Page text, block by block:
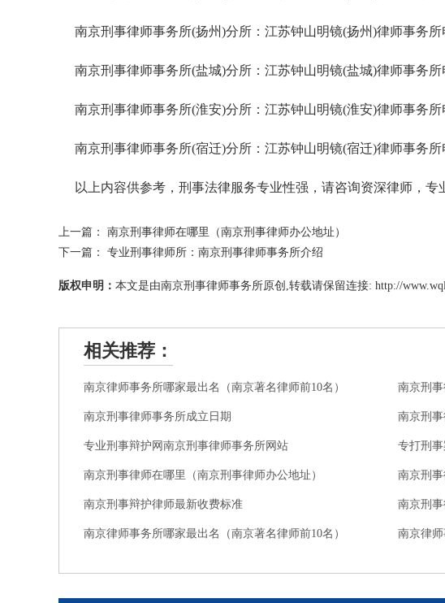
南京刑事律师事务所(扬州)分所：江苏钟山明镜(扬州)律师事务
南京刑事律师事务所(盐城)分所：江苏钟山明镜(盐城)律师事务
南京刑事律师事务所(淮安)分所：江苏钟山明镜(淮安)律师事务
南京刑事律师事务所(宿迁)分所：江苏钟山明镜(宿迁)律师事务
以上内容供参考，刑事法律服务专业性强，请咨询资深律师，专
上一篇： 南京刑事律师在哪里（南京刑事律师办公地址）
下一篇： 专业刑事律师所：南京刑事律师事务所介绍
版权申明： 本文是由南京刑事律师事务所原创,转载请保留连接: http://
相关推荐：
南京律师事务所哪家最出名（南京著名律师前10名） 南京刑
南京刑事律师事务所成立日期 南京刑
专业刑事辩护网南京刑事律师事务所网站
南京刑事律师在哪里（南京刑事律师办公地址） 南京刑
南京刑事辩护律师最新收费标准 南京刑
南京律师事务所哪家最出名（南京著名律师前10名） 南京律师